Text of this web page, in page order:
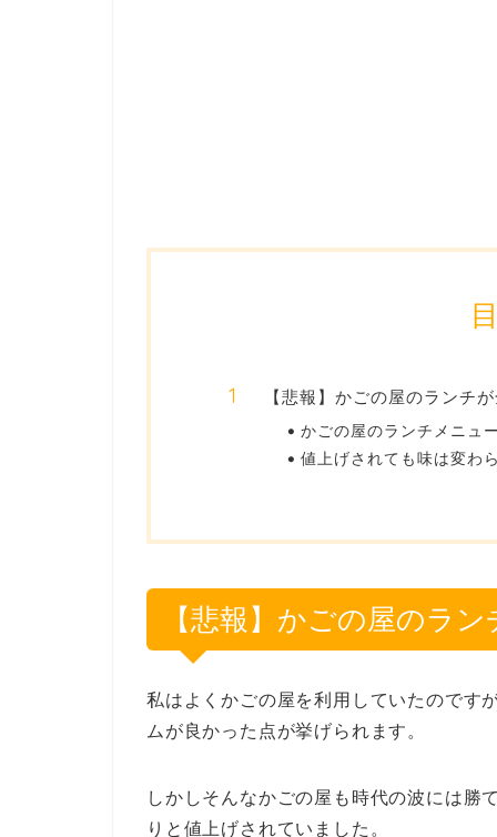
【悲報】かごの屋のランチ
かごの屋のランチメニュ
値上げされても味は変わ
【悲報】かごの屋のラ
私はよくかごの屋を利用していたのです
ムが良かった点が挙げられます。
しかしそんなかごの屋も時代の波には勝
りと値上げされていました。